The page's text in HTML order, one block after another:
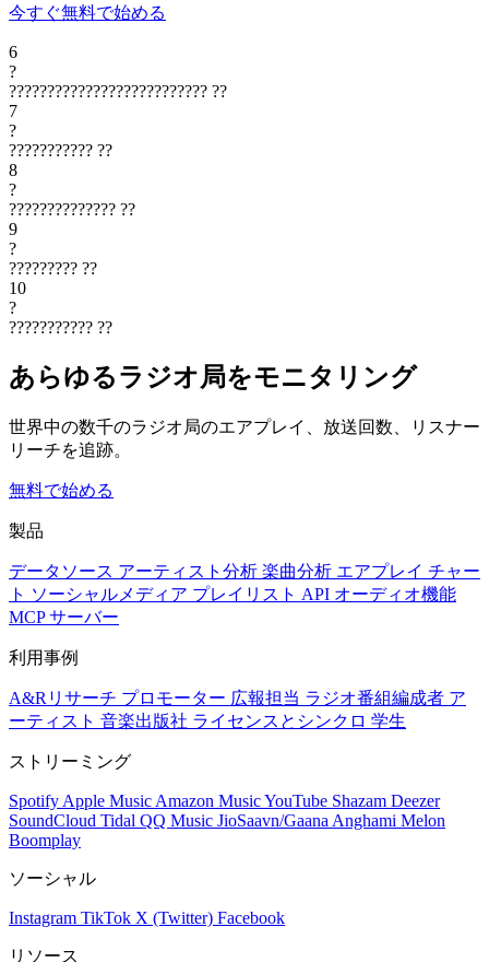
今すぐ無料で始める
6
?
?????????????????????????? ??
7
?
??????????? ??
8
?
?????????????? ??
9
?
????????? ??
10
?
??????????? ??
あらゆるラジオ局をモニタリング
世界中の数千のラジオ局のエアプレイ、放送回数、リスナー
リーチを追跡。
無料で始める
製品
データソース アーティスト分析 楽曲分析 エアプレイ チャー
ト ソーシャルメディア プレイリスト API オーディオ機能
MCP サーバー
利用事例
A&Rリサーチ プロモーター 広報担当 ラジオ番組編成者 ア
ーティスト 音楽出版社 ライセンスとシンクロ 学生
ストリーミング
Spotify Apple Music Amazon MusicYouTube Shazam Deezer
SoundCloud Tidal QQ Music JioSaavn/Gaana Anghami Melon
Boomplay
ソーシャル
Instagram TikTok X (Twitter) Facebook
リソース